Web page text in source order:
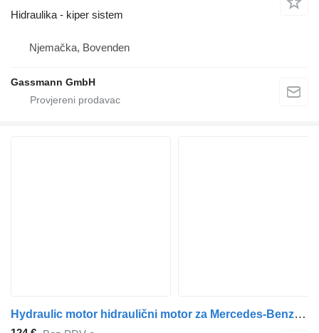
Hidraulika - kiper sistem
Njemačka, Bovenden
Gassmann GmbH
Hydraulic motor hidraulični motor za Mercedes-Benz LK/LN2 kamiona